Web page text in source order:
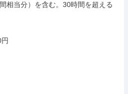
相当分）を含む。30時間を超える